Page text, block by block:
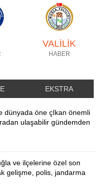
VALİLİK
HABER
EKSTRA
dünyada öne çIkan önemli
ulaşabilir gündemden
ve ilçelerine özel son
gelişme, polis, jandarma